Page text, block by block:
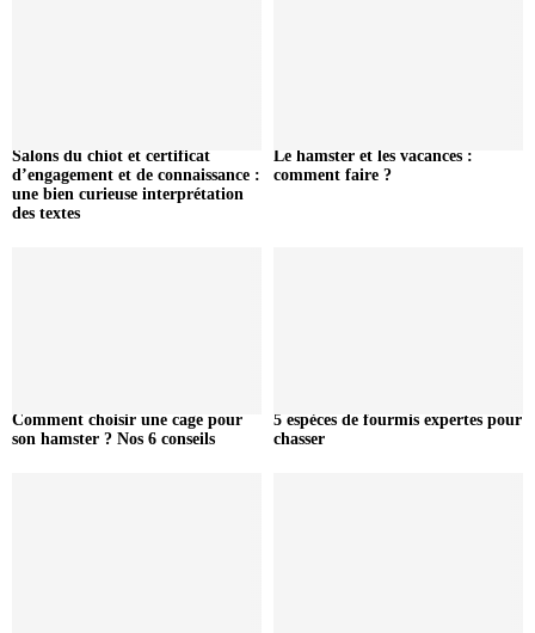
Salons du chiot et certificat
d’engagement et de connaissance :
une bien curieuse interprétation
des textes
Le hamster et les vacances :
comment faire ?
Comment choisir une cage pour
son hamster ? Nos 6 conseils
5 espèces de fourmis expertes pour
chasser